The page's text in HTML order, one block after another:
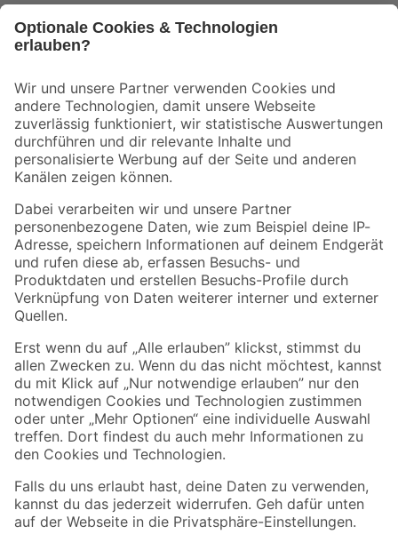
Der toom Newsletter: Keine Angebote und Aktionen mehr verpassen!
Zur Newsletter Anmeldung
Folge uns
Zahlungsarten Versandarten
Sicher einkaufen
Jetzt die toom-App herunterladen
Alle Preisangaben in EUR inkl. gesetzl. MwSt.. Die dargestellten Angebote sind unter
Umständen nicht in allen Märkten verfügbar. Die angegebenen Verfügbarkeiten beziehen